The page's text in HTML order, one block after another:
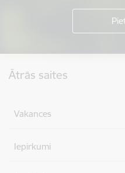
Ātrās saites
Vakances
Iepirkumi